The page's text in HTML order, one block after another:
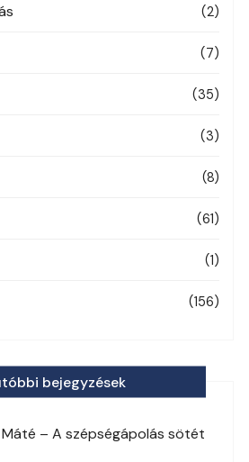
(2)
(7)
(35)
(3)
(8)
(61)
(1)
(156)
bejegyzések
Máté – A szépségápolás sötét